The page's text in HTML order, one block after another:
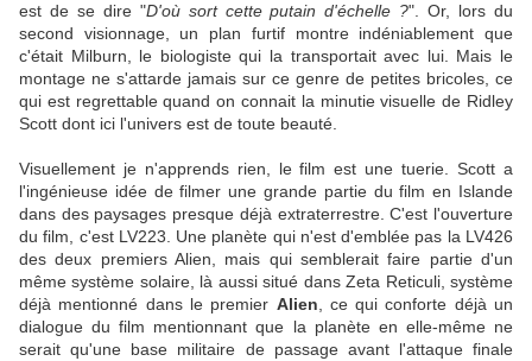
est de se dire "D'où sort cette putain d'échelle ?". Or, lors du
second visionnage, un plan furtif montre indéniablement que
c'était Milburn, le biologiste qui la transportait avec lui. Mais le
montage ne s'attarde jamais sur ce genre de petites bricoles, ce
qui est regrettable quand on connait la minutie visuelle de Ridley
Scott dont ici l'univers est de toute beauté.
Visuellement je n'apprends rien, le film est une tuerie. Scott a
l'ingénieuse idée de filmer une grande partie du film en Islande
dans des paysages presque déjà extraterrestre. C'est l'ouverture
du film, c'est LV223. Une planète qui n'est d'emblée pas la LV426
des deux premiers Alien, mais qui semblerait faire partie d'un
même système solaire, là aussi situé dans Zeta Reticuli, système
déjà mentionné dans le premier Alien , ce qui conforte déjà un
dialogue du film mentionnant que la planète en elle-même ne
serait qu'une base militaire de passage avant l'attaque finale